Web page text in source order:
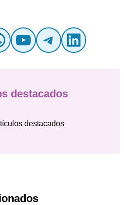
YouTube
destacados
destacados